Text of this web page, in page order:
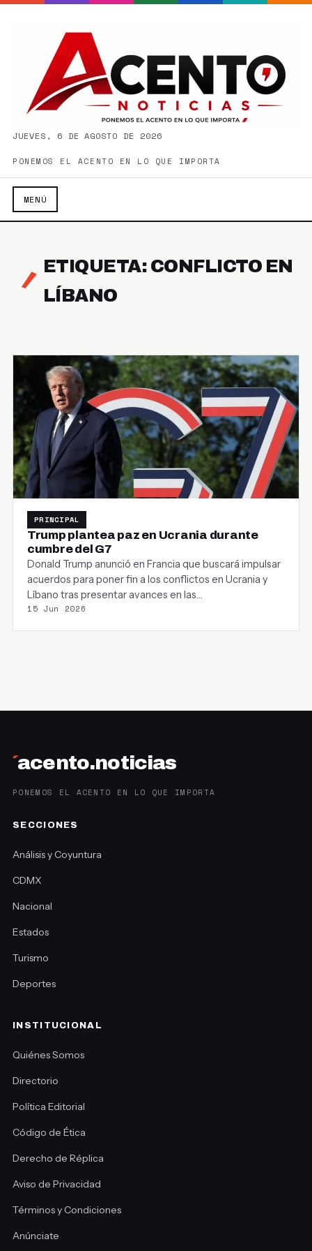
JUEVES, 6 DE AGOSTO DE 2026
PONEMOS EL ACENTO EN LO QUE IMPORTA
MENÚ
ETIQUETA: CONFLICTO EN
LÍBANO
PRINCIPAL
Trump plantea paz en Ucrania durante
cumbre del G7
Donald Trump anunció en Francia que buscará impulsar
acuerdos para poner fin a los conflictos en Ucrania y
Líbano tras presentar avances en las…
15 Jun 2026
´acento.noticias
PONEMOS EL ACENTO EN LO QUE IMPORTA
SECCIONES
Análisis y Coyuntura
CDMX
Nacional
Estados
Turismo
Deportes
INSTITUCIONAL
Quiénes Somos
Directorio
Política Editorial
Código de Ética
Derecho de Réplica
Aviso de Privacidad
Términos y Condiciones
Anúnciate